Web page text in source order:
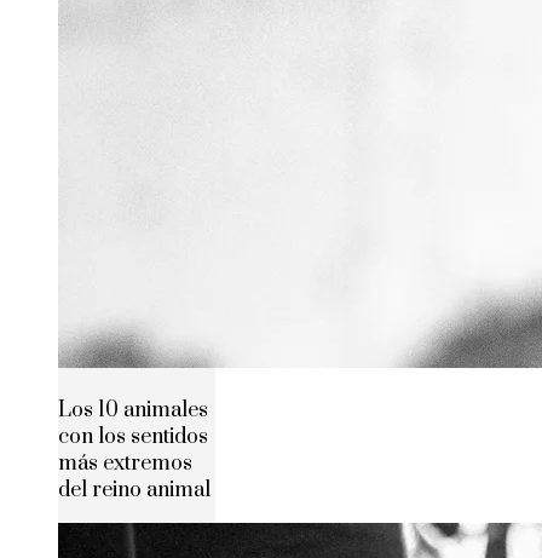
Los 10 animales
con los sentidos
más extremos
del reino animal